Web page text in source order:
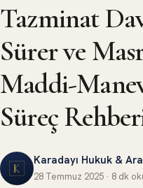
Tazminat
Sürer ve
Maddi-
Süreç
Karadayı Hukuk &
28 Temmuz 2025 · 8 dk